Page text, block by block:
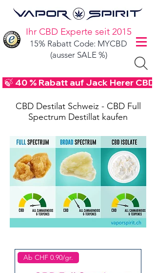
Ihr CBD Experte seit 2015
15% Rabatt Code: MYCBD
(ausser SALE %)
🍃 40 % Rabatt auf Jack Herer
CBD Destilat Schweiz - CBD Full
Spectrum Destillat kaufen
Ab CHF 0.90/gr.